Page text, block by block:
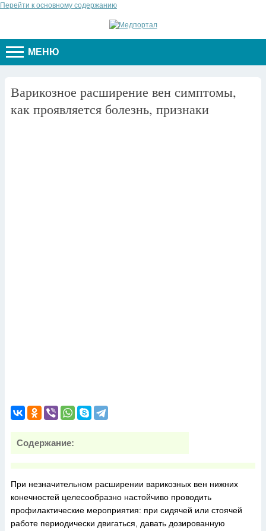
Перейти к основному содержанию
МЕНЮ
Варикозное расширение вен симптомы,
как проявляется болезнь, признаки
Содержание:
При незначительном расширении варикозных вен нижних
конечностей целесообразно настойчиво проводить
профилактические мероприятия: при сидячей или стоячей
работе периодически двигаться, давать дозированную